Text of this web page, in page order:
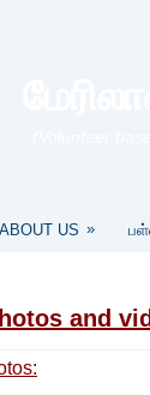
US »
and